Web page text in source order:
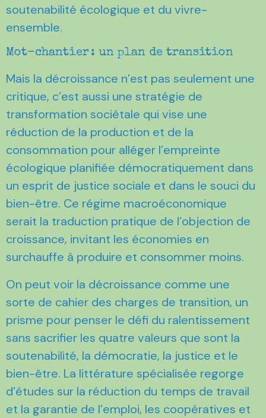
soutenabilité écologique et du vivre-
ensemble.
Mot-chantier : un plan de transition
Mais la décroissance n’est pas seulement une
critique, c’est aussi une stratégie de
transformation sociétale qui vise une
réduction de la production et de la
consommation pour alléger l’empreinte
écologique planifiée démocratiquement dans
un esprit de justice sociale et dans le souci du
bien-être. Ce régime macroéconomique
serait la traduction pratique de l’objection de
croissance, invitant les économies en
surchauffe à produire et consommer moins.
On peut voir la décroissance comme une
sorte de cahier des charges de transition, un
prisme pour penser le défi du ralentissement
sans sacrifier les quatre valeurs que sont la
soutenabilité, la démocratie, la justice et le
bien-être. La littérature spécialisée regorge
d’études sur la réduction du temps de travail
et la garantie de l’emploi, les coopératives et